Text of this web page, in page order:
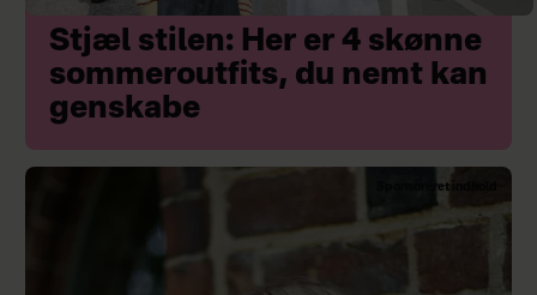
Stjæl stilen: Her er 4 skønne
sommeroutfits, du nemt kan
genskabe
Sponsoreret indhold